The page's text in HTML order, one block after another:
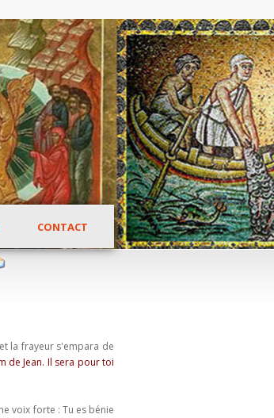
CONTACT
la frayeur s'empara de
de Jean. Il sera pour toi
voix forte : Tu es bénie